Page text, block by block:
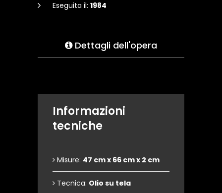
Eseguita il: 1984
Dettagli dell'opera
Informazioni
tecniche
Misure: 47 cm x 66 cm x 2 cm
Tecnica: Olio su tela